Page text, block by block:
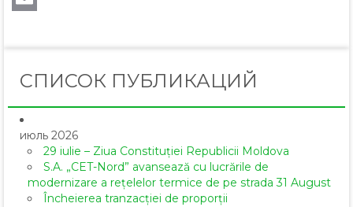
СПИСОК ПУБЛИКАЦИЙ
июль 2026
29 iulie – Ziua Constituției Republicii Moldova
S.A. „CET-Nord” avansează cu lucrările de
modernizare a rețelelor termice de pe strada 31 August
Încheierea tranzacției de proporții